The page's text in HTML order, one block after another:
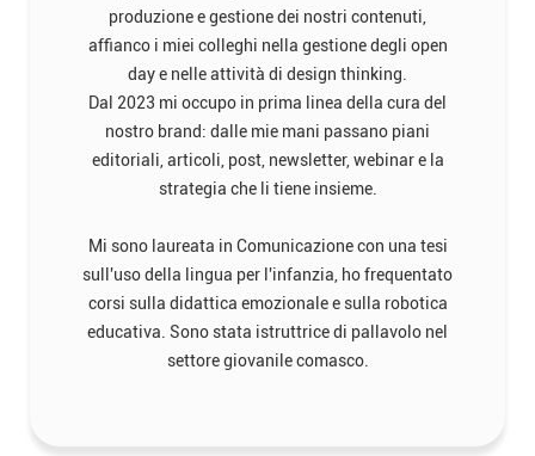
produzione e gestione dei nostri contenuti,
affianco i miei colleghi nella gestione degli open
day e nelle attività di design thinking.
Dal 2023 mi occupo in prima linea della cura del
nostro brand: dalle mie mani passano piani
editoriali, articoli, post, newsletter, webinar e la
strategia che li tiene insieme.
Mi sono laureata in Comunicazione con una tesi
sull'uso della lingua per l'infanzia, ho frequentato
corsi sulla didattica emozionale e sulla robotica
educativa. Sono stata istruttrice di pallavolo nel
settore giovanile comasco.